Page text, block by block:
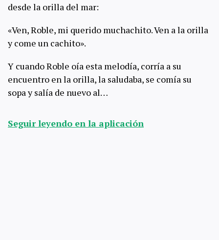
desde la orilla del mar:
«Ven, Roble, mi querido muchachito. Ven a la orilla
y come un cachito».
Y cuando Roble oía esta melodía, corría a su
encuentro en la orilla, la saludaba, se comía su
sopa y salía de nuevo al…
Seguir leyendo en la aplicación